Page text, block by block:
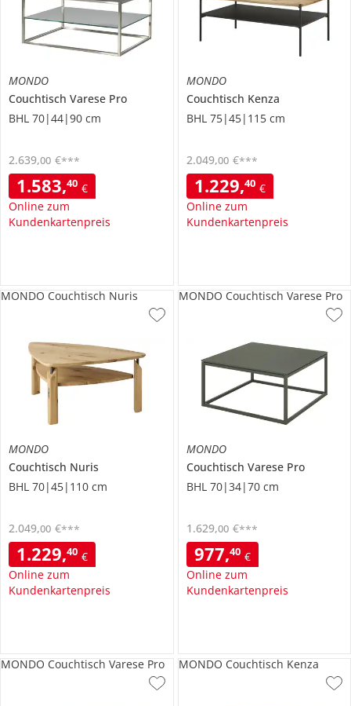
MONDO
Couchtisch Varese Pro
BHL 70|44|90 cm
1.583,40 €
Online zum
Kundenkartenpreis
2.639,00 €***
MONDO
Couchtisch Kenza
BHL 75|45|115 cm
1.229,40 €
Online zum
Kundenkartenpreis
2.049,00 €***
MONDO
Couchtisch Nuris
BHL 70|45|110 cm
1.229,40 €
Online zum
Kundenkartenpreis
2.049,00 €***
MONDO Couchtisch Nuris
MONDO
Couchtisch Varese Pro
BHL 70|34|70 cm
977,40 €
Online zum
Kundenkartenpreis
1.629,00 €***
MONDO Couchtisch Varese Pro
MONDO Couchtisch Varese Pro MONDO Couchtisch Kenza